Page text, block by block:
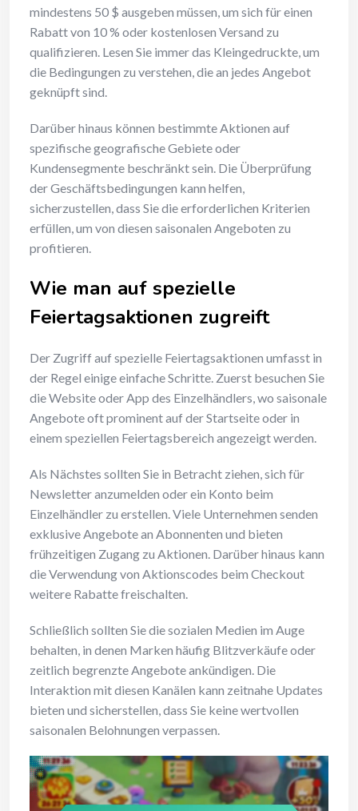
mindestens 50 $ ausgeben müssen, um sich für einen
Rabatt von 10 % oder kostenlosen Versand zu
qualifizieren. Lesen Sie immer das Kleingedruckte, um
die Bedingungen zu verstehen, die an jedes Angebot
geknüpft sind.
Darüber hinaus können bestimmte Aktionen auf
spezifische geografische Gebiete oder
Kundensegmente beschränkt sein. Die Überprüfung
der Geschäftsbedingungen kann helfen,
sicherzustellen, dass Sie die erforderlichen Kriterien
erfüllen, um von diesen saisonalen Angeboten zu
profitieren.
Wie man auf spezielle
Feiertagsaktionen zugreift
Der Zugriff auf spezielle Feiertagsaktionen umfasst in
der Regel einige einfache Schritte. Zuerst besuchen Sie
die Website oder App des Einzelhändlers, wo saisonale
Angebote oft prominent auf der Startseite oder in
einem speziellen Feiertagsbereich angezeigt werden.
Als Nächstes sollten Sie in Betracht ziehen, sich für
Newsletter anzumelden oder ein Konto beim
Einzelhändler zu erstellen. Viele Unternehmen senden
exklusive Angebote an Abonnenten und bieten
frühzeitigen Zugang zu Aktionen. Darüber hinaus kann
die Verwendung von Aktionscodes beim Checkout
weitere Rabatte freischalten.
Schließlich sollten Sie die sozialen Medien im Auge
behalten, in denen Marken häufig Blitzverkäufe oder
zeitlich begrenzte Angebote ankündigen. Die
Interaktion mit diesen Kanälen kann zeitnahe Updates
bieten und sicherstellen, dass Sie keine wertvollen
saisonalen Belohnungen verpassen.